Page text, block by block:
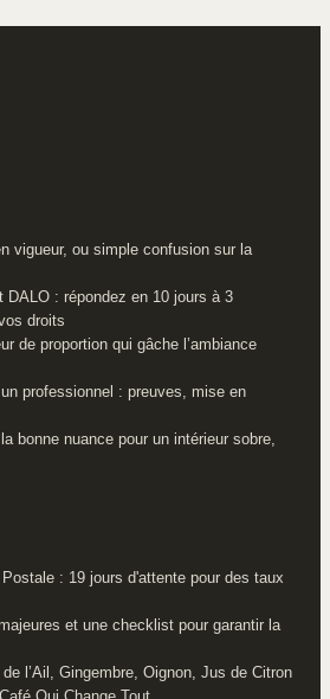
vigueur, ou simple confusion sur la
DALO : répondez en 10 jours à 3
droits
de proportion qui gâche l’ambiance
professionnel : preuves, mise en
bonne nuance pour un intérieur sobre,
: 19 jours d'attente pour des taux
et une checklist pour garantir la
l’Ail, Gingembre, Oignon, Jus de Citron